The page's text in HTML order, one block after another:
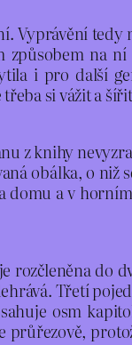
Vyprávění
na
i pro další
si vážit a
z knihy
obálka, o niž
a v
rozčleněna
Třetí
osm
průřezově,